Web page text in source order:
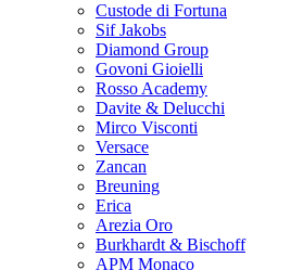
Custode di Fortuna
Sif Jakobs
Diamond Group
Govoni Gioielli
Rosso Academy
Davite & Delucchi
Mirco Visconti
Versace
Zancan
Breuning
Erica
Arezia Oro
Burkhardt & Bischoff
APM Monaco